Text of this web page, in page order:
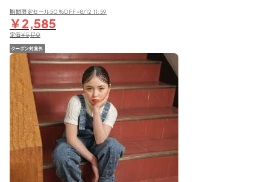
期間限定セール50％OFF~8/12 11:59
￥2,585
定価￥5,170